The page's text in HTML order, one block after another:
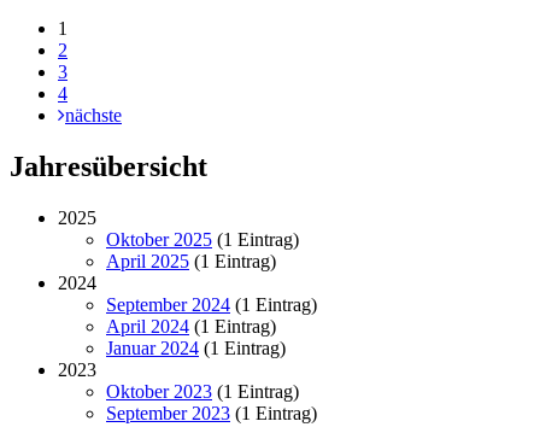
1
2
3
4
nächste
Jahresübersicht
2025
Oktober 2025 (1 Eintrag)
April 2025 (1 Eintrag)
2024
September 2024 (1 Eintrag)
April 2024 (1 Eintrag)
Januar 2024 (1 Eintrag)
2023
Oktober 2023 (1 Eintrag)
September 2023 (1 Eintrag)